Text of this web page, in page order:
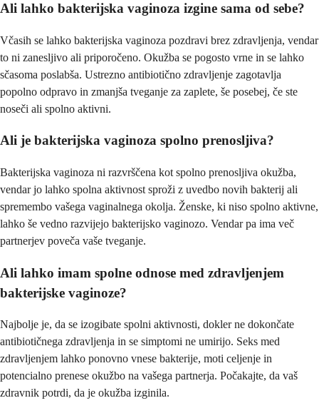
Ali lahko bakterijska vaginoza izgine sama od sebe?
Včasih se lahko bakterijska vaginoza pozdravi brez zdravljenja, vendar
to ni zanesljivo ali priporočeno. Okužba se pogosto vrne in se lahko
sčasoma poslabša. Ustrezno antibiotično zdravljenje zagotavlja
popolno odpravo in zmanjša tveganje za zaplete, še posebej, če ste
noseči ali spolno aktivni.
Ali je bakterijska vaginoza spolno prenosljiva?
Bakterijska vaginoza ni razvrščena kot spolno prenosljiva okužba,
vendar jo lahko spolna aktivnost sproži z uvedbo novih bakterij ali
spremembo vašega vaginalnega okolja. Ženske, ki niso spolno aktivne,
lahko še vedno razvijejo bakterijsko vaginozo. Vendar pa ima več
partnerjev poveča vaše tveganje.
Ali lahko imam spolne odnose med zdravljenjem
bakterijske vaginoze?
Najbolje je, da se izogibate spolni aktivnosti, dokler ne dokončate
antibiotičnega zdravljenja in se simptomi ne umirijo. Seks med
zdravljenjem lahko ponovno vnese bakterije, moti celjenje in
potencialno prenese okužbo na vašega partnerja. Počakajte, da vaš
zdravnik potrdi, da je okužba izginila.